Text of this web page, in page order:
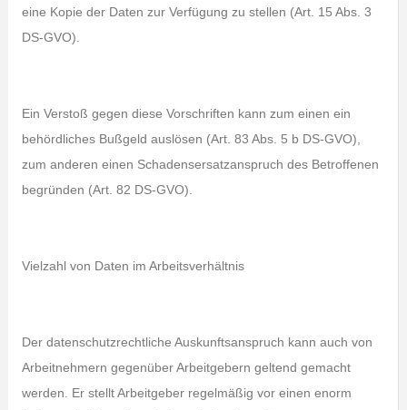
eine Kopie der Daten zur Verfügung zu stellen (Art. 15 Abs. 3
DS-GVO).
Ein Verstoß gegen diese Vorschriften kann zum einen ein
behördliches Bußgeld auslösen (Art. 83 Abs. 5 b DS-GVO),
zum anderen einen Schadensersatzanspruch des Betroffenen
begründen (Art. 82 DS-GVO).
Vielzahl von Daten im Arbeitsverhältnis
Der datenschutzrechtliche Auskunftsanspruch kann auch von
Arbeitnehmern gegenüber Arbeitgebern geltend gemacht
werden. Er stellt Arbeitgeber regelmäßig vor einen enorm